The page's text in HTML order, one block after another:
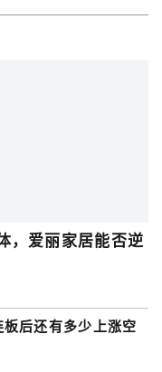
，爱丽家居能否逆
后还有多少上涨空